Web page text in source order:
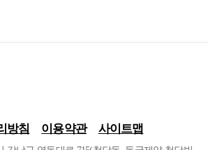
방침 이용약관 사이트맵